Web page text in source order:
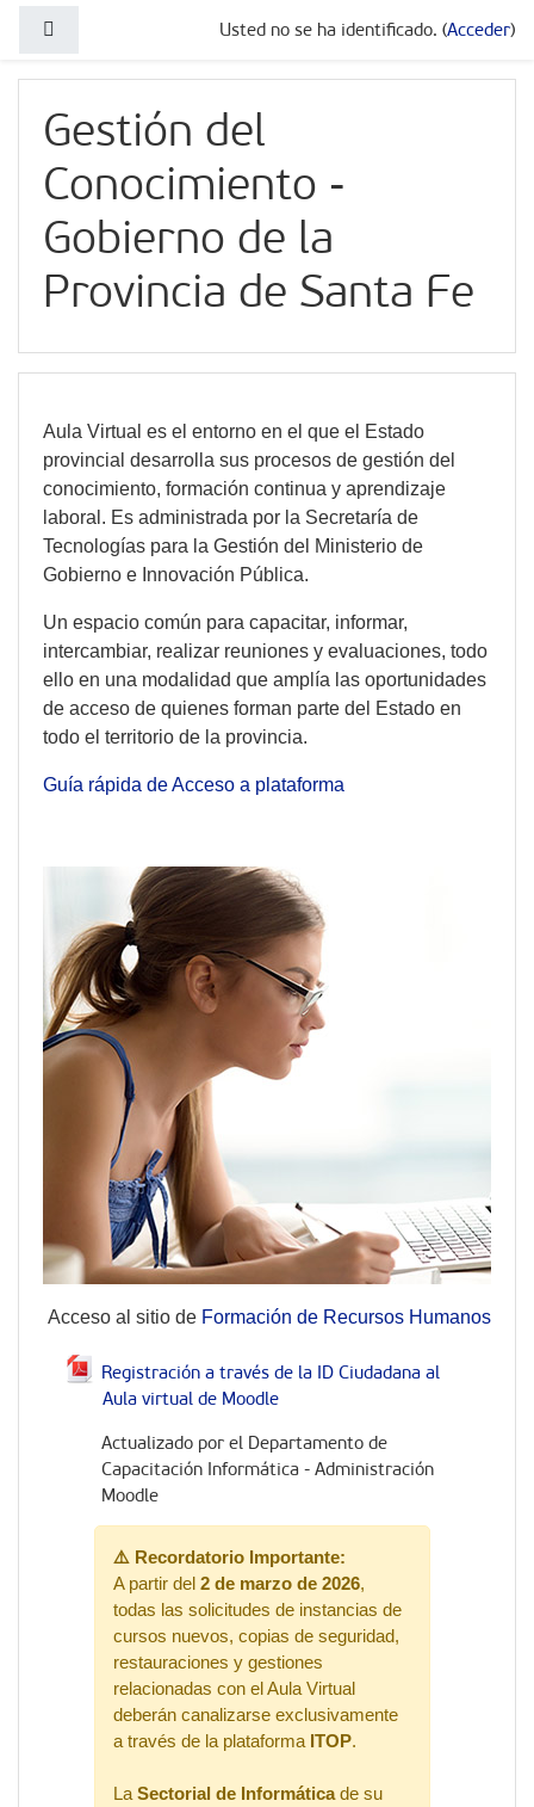
Usted no se ha identificado. (Acceder)
Gestión del
Conocimiento -
Gobierno de la
Provincia de Santa Fe
Aula Virtual es el entorno en el que el Estado
provincial desarrolla sus procesos de gestión del
conocimiento, formación continua y aprendizaje
laboral. Es administrada por la Secretaría de
Tecnologías para la Gestión del Ministerio de
Gobierno e Innovación Pública.
Un espacio común para capacitar, informar,
intercambiar, realizar reuniones y evaluaciones, todo
ello en una modalidad que amplía las oportunidades
de acceso de quienes forman parte del Estado en
todo el territorio de la provincia.
Guía rápida de Acceso a plataforma
Acceso al sitio de Formación de Recursos Humanos
Registración a través de la ID Ciudadana al
Aula virtual de Moodle
Archivo
Actualizado por el Departamento de
Capacitación Informática - Administración
Moodle
⚠️ Recordatorio Importante:
A partir del 2 de marzo de 2026,
todas las solicitudes de instancias de
cursos nuevos, copias de seguridad,
restauraciones y gestiones
relacionadas con el Aula Virtual
deberán canalizarse exclusivamente
a través de la plataforma ITOP.
La Sectorial de Informáticade su